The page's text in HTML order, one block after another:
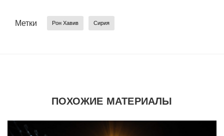
Метки Рон Хавив Сирия
ПОХОЖИЕ МАТЕРИАЛЫ